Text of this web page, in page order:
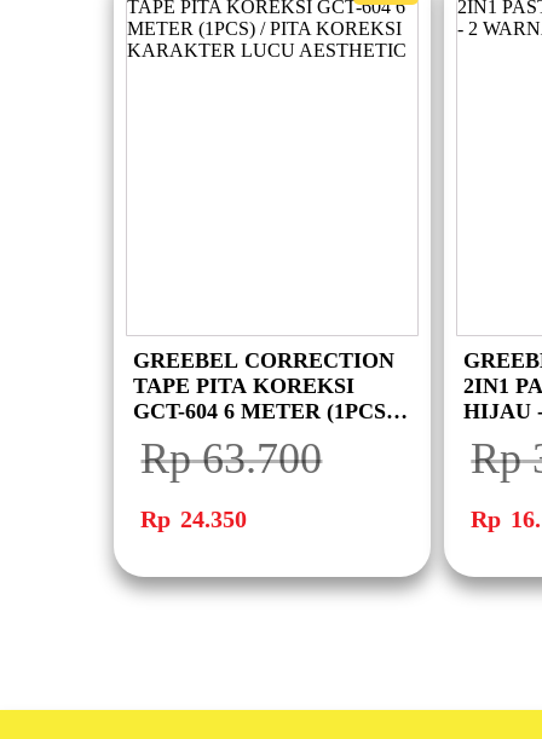
GREEBEL CORRECTION
TAPE PITA KOREKSI
GCT-604 6 METER (1PCS) /
KARAKTER LUCU
AESTHETIC
Rp63.700
Harga
aslinya
adalah:
Rp 24.350ini
2IN1
HIJAU
Rp
Harga
aslinya
adalah:
Rp